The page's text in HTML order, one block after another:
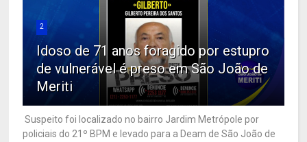
2
Idoso de 71 anos foragido por estupro
de vulnerável é preso em São João de
Meriti
Suspeito foi localizado no bairro Jardim Metrópole por
policiais do 21º BPM e levado para a Deam de São João de